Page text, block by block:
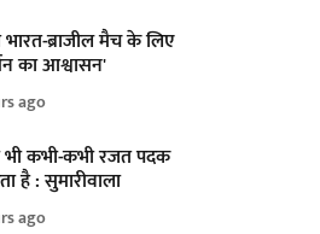
ब्राजील मैच के लिए
का आश्वासन'
ago
भी कभी-कभी रजत पदक
है : सुमारीवाला
ago